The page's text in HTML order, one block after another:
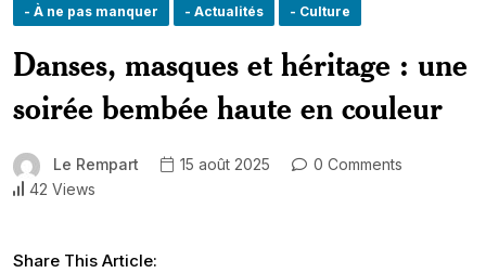
- À ne pas manquer - Actualités - Culture
Danses, masques et héritage : une
soirée bembée haute en couleur
Le Rempart 15 août 2025
0 Comments
42 Views
Share This Article: